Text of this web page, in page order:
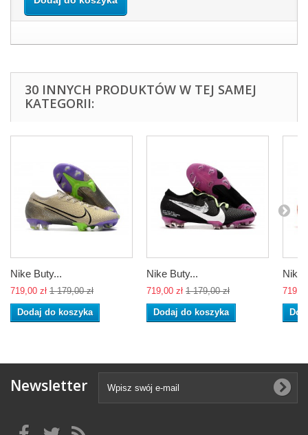
30 INNYCH PRODUKTÓW W TEJ SAMEJ
KATEGORII:
Nike Buty...
719,00 zł 1 179,00 zł
Dodaj do koszyka
Nike Buty...
719,00 zł 1 179,00 zł
Dodaj do koszyka
Newsletter